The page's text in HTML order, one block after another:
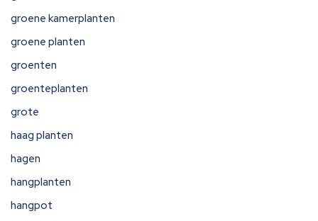
groene kamerplanten
groene planten
groenten
groenteplanten
grote
haag planten
hagen
hangplanten
hangpot